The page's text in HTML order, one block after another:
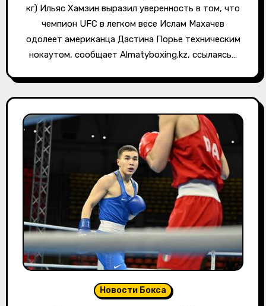
кг) Ильяс Хамзин выразил уверенность в том, что
чемпион UFC в легком весе Ислам Махачев
одолеет американца Дастина Порье техническим
нокаутом, сообщает Almatyboxing.kz, ссылаясь…
Новости Бокса